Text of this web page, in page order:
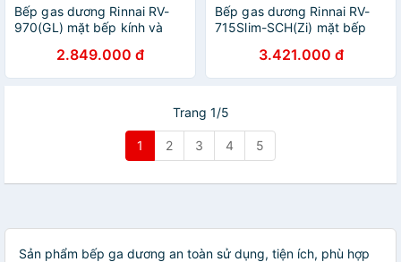
Bếp gas dương Rinnai RV-
970(GL) mặt bếp kính và
2.849.000 đ
Bếp gas dương Rinnai RV-
715Slim-SCH(Zi) mặt bếp
men - Hàng chính hãng.
3.421.000 đ
Trang 1/5
1 2 3 4 5
Sản phẩm bếp ga dương an toàn sử dụng, tiện ích, phù hợp